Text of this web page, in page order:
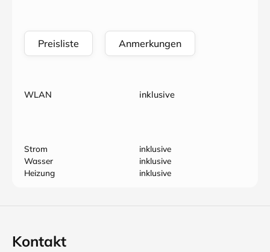
Preisliste Anmerkungen
WLAN inklusive
Strom
inklusive
Wasser
inklusive
Heizung
inklusive
Kontakt